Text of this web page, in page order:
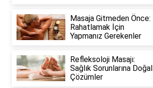
Masaja Gitmeden Önce:
Rahatlamak İçin
Yapmanız Gerekenler
Refleksoloji Masajı:
Sağlık Sorunlarına Doğal
Çözümler